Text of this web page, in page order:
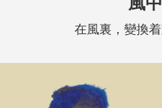
在風裏，變換